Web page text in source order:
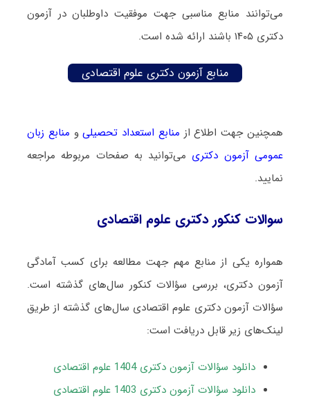
می‌توانند منابع مناسبی جهت موفقیت داوطلبان در آزمون
دکتری ۱۴۰۵ باشند ارائه شده است.
منابع آزمون دکتری علوم اقتصادی
همچنین جهت اطلاع از منابع استعداد تحصیلیو منابع زبان
عمومی آزمون دکتری می‌توانید به صفحات مربوطه مراجعه
نمایید.
سوالات کنکور دکتری علوم اقتصادی
همواره یکی از منابع مهم جهت مطالعه برای کسب آمادگی
آزمون دکتری، بررسی سؤالات کنکور سال‌های گذشته است.
سؤالات آزمون دکتری علوم اقتصادی سال‌های گذشته از طریق
لینک‌های زیر قابل دریافت است:
دانلود سؤالات آزمون دکتری 1404 علوم اقتصادی
دانلود سؤالات آزمون دکتری 1403 علوم اقتصادی